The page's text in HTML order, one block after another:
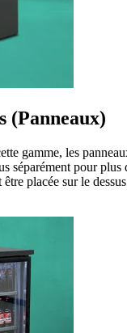
(Panneaux)
gamme, les
séparément pour plus
placée sur le dessus